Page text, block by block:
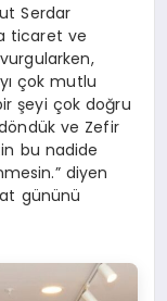
Serdar
ticaret ve
çok mutlu
şeyi çok doğru
ve Zefir
bu nadide
diyen
gününü